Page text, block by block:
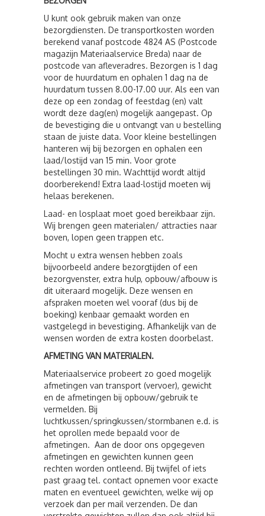
U kunt ook gebruik maken van onze
bezorgdiensten. De transportkosten worden
berekend vanaf postcode 4824 AS (Postcode
magazijn Materiaalservice Breda) naar de
postcode van afleveradres. Bezorgen is 1 dag
voor de huurdatum en ophalen 1 dag na de
huurdatum tussen 8.00-17.00 uur. Als een van
deze op een zondag of feestdag (en) valt
wordt deze dag(en) mogelijk aangepast. Op
de bevestiging die u ontvangt van u bestelling
staan de juiste data. Voor kleine bestellingen
hanteren wij bij bezorgen en ophalen een
laad/lostijd van 15 min. Voor grote
bestellingen 30 min. Wachttijd wordt altijd
doorberekend! Extra laad-lostijd moeten wij
helaas berekenen.
Laad- en losplaat moet goed bereikbaar zijn.
Wij brengen geen materialen/ attracties naar
boven, lopen geen trappen etc.
Mocht u extra wensen hebben zoals
bijvoorbeeld andere bezorgtijden of een
bezorgvenster, extra hulp, opbouw/afbouw is
dit uiteraard mogelijk. Deze wensen en
afspraken moeten wel vooraf (dus bij de
boeking) kenbaar gemaakt worden en
vastgelegd in bevestiging. Afhankelijk van de
wensen worden de extra kosten doorbelast.
AFMETING VAN MATERIALEN.
Materiaalservice probeert zo goed mogelijk
afmetingen van transport (vervoer), gewicht
en de afmetingen bij opbouw/gebruik te
vermelden. Bij
luchtkussen/springkussen/stormbanen e.d. is
het oprollen mede bepaald voor de
afmetingen. Aan de door ons opgegeven
afmetingen en gewichten kunnen geen
rechten worden ontleend. Bij twijfel of iets
past graag tel. contact opnemen voor exacte
maten en eventueel gewichten, welke wij op
verzoek dan per mail verzenden. De dan